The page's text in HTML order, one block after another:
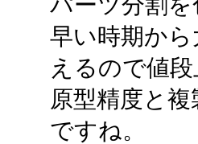
早い時期か
えるので値
原型精度と
ですね。